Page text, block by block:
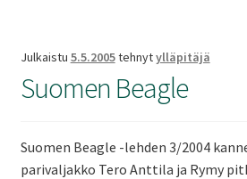
Julkaistu 5.5.2005tehnytylläpitäjä
Suomen Beagle
Suomen Beagle -lehden 3/2004
parivaljakko Tero Anttila ja Rymy